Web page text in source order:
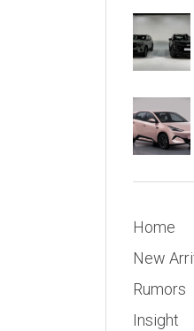
Home
New
Rumors
Insight